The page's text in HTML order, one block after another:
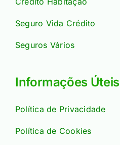
Seguro Vida Crédito
Seguros Vários
Informações Úteis
Política de Privacidade
Política de Cookies